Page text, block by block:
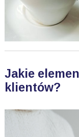
Jakie
klientów?